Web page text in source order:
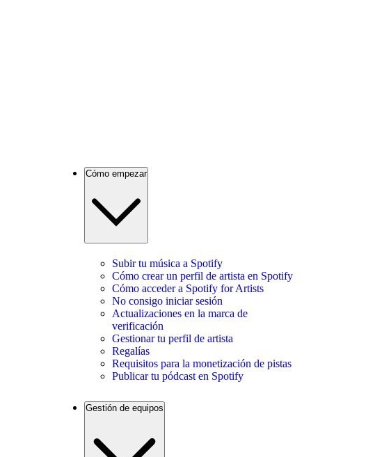
Cómo empezar
Subir tu música a Spotify
Cómo crear un perfil de artista en Spotify
Cómo acceder a Spotify for Artists
No consigo iniciar sesión
Actualizaciones en la marca de
verificación
Gestionar tu perfil de artista
Regalías
Requisitos para la monetización de pistas
Publicar tu pódcast en Spotify
Gestión de equipos